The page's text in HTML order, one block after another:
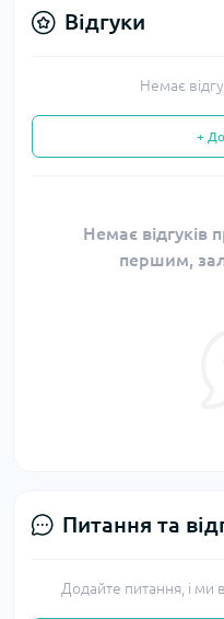
Відгуки
Немає
+
Немає відгуків
першим,
Питання та
Додайте питання, і ми